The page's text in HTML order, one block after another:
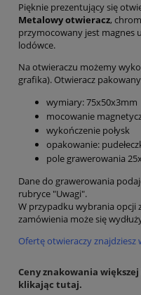
Pięknie prezentujący się
Metalowy otwieracz,
przymocowany jest magnes
lodówce.
Na otwieraczu możemy
grafika). Otwieracz
wymiary: 75x50x3mm
mocowanie
wykończenie połysk
opakowanie:
pole grawerowania
Dane do grawerowania
rubryce "Uwagi".
W przypadku wybrania opcji
zamówienia może się
Ofertę otwieraczy znajdziesz
Ceny znakowania
klikając tutaj.